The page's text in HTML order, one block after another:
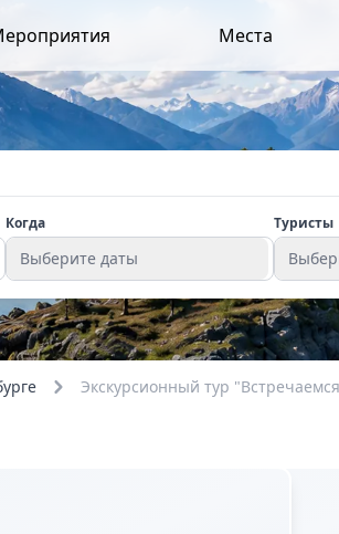
Места
Когда
Выберите даты
Туристы
Экскурсионный тур